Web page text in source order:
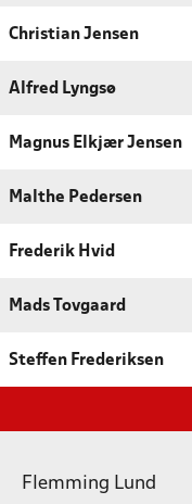
Christian Jensen
Alfred Lyngsø
Magnus Elkjær Jensen
Malthe Pedersen
Frederik Hvid
Mads Tovgaard
Steffen Frederiksen
Flemming Lund